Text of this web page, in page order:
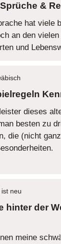
Sprüche &
hat viele
an den
und
dieses
besten zu
die (nicht
neu
meine